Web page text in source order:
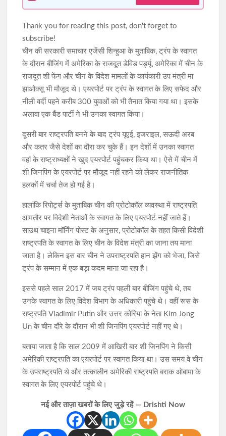
Thank you for reading this post, don't forget to
subscribe!
चीन की सरकारी समाचार एजेंसी शिन्हुआ के मुताबिक, ट्रंप के स्वागत
के दौरान बीजिंग में अमेरिका के राजदूत डेविड पर्ड्यू, अमेरिका में चीन के
राजदूत शी फेंग और चीन के विदेश मामलों के कार्यकारी उप मंत्री मा
झाओक्सू भी मौजूद थे। एयरपोर्ट पर ट्रंप के स्वागत के लिए सफेद और
नीली वर्दी पहने करीब 300 युवाओं को भी तैनात किया गया था। इसके
अलावा एक बैंड पार्टी ने भी उनका स्वागत किया।
दूसरी बार राष्ट्रपति बनने के बाद ट्रंप यूएई, इजराइल, सऊदी अरब
और कतर जैसे देशों का दौरा कर चुके हैं। इन देशों में उनका स्वागत
वहां के राष्ट्राध्यक्षों ने खुद एयरपोर्ट पहुंचकर किया था। ऐसे में चीन में
शी जिनपिंग के एयरपोर्ट पर मौजूद नहीं रहने को लेकर राजनीतिक
हलकों में चर्चा तेज हो गई है।
हालांकि रिपोर्ट्स के मुताबिक चीन की प्रोटोकॉल व्यवस्था में राष्ट्रपति
आमतौर पर विदेशी नेताओं के स्वागत के लिए एयरपोर्ट नहीं जाते हैं।
साउथ चाइना मॉर्निंग पोस्ट के अनुसार, प्रोटोकॉल के तहत किसी विदेशी
राष्ट्रपति के स्वागत के लिए चीन के विदेश मंत्री का जाना तय माना
जाता है। लेकिन इस बार चीन ने उपराष्ट्रपति हान झेंग को भेजा, जिसे
ट्रंप के सम्मान में एक बड़ा कदम माना जा रहा है।
इससे पहले साल 2017 में जब ट्रंप पहली बार बीजिंग पहुंचे थे, तब
उनके स्वागत के लिए विदेश विभाग के अधिकारी पहुंचे थे। वहीं रूस के
राष्ट्रपति Vladimir Putin और उत्तर कोरिया के नेता Kim Jong
Un के चीन दौरे के दौरान भी शी जिनपिंग एयरपोर्ट नहीं गए थे।
बताया जाता है कि साल 2009 में आखिरी बार शी जिनपिंग ने किसी
अमेरिकी राष्ट्रपति का एयरपोर्ट पर स्वागत किया था। उस समय वे चीन
के उपराष्ट्रपति थे और तत्कालीन अमेरिकी राष्ट्रपति बराक ओबामा के
स्वागत के लिए एयरपोर्ट पहुंचे थे।
नई और ताज़ा खबरों के लिए जुड़े रहें — Drishti Now